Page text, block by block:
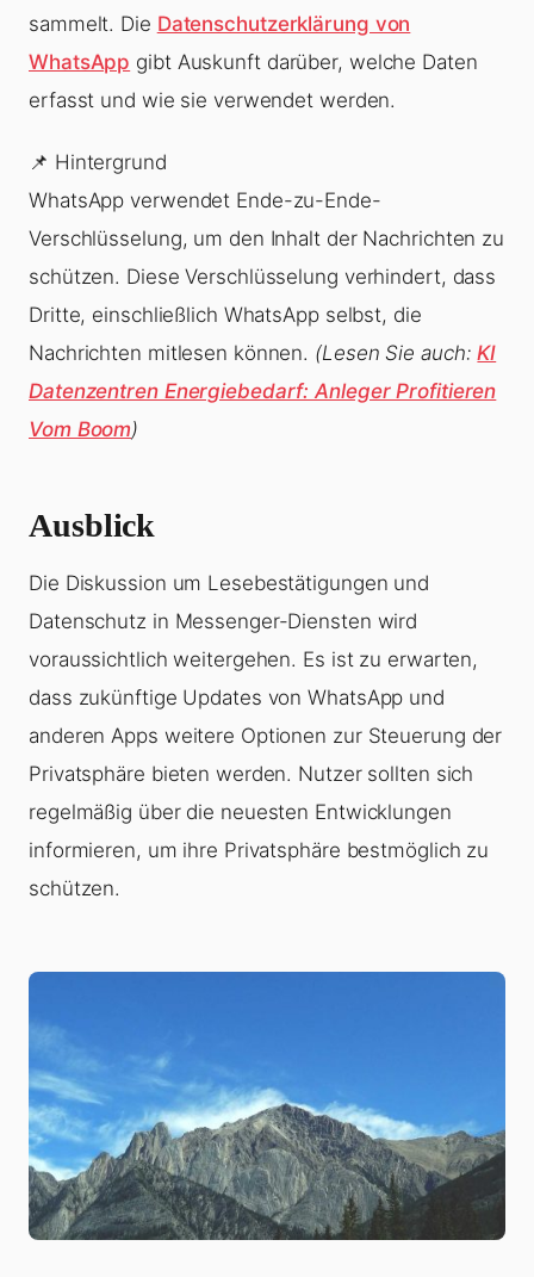
sammelt. Die Datenschutzerklärung von
WhatsApp gibt Auskunft darüber, welche Daten
erfasst und wie sie verwendet werden.
📌 Hintergrund
WhatsApp verwendet Ende-zu-Ende-
Verschlüsselung, um den Inhalt der Nachrichten zu
schützen. Diese Verschlüsselung verhindert, dass
Dritte, einschließlich WhatsApp selbst, die
Nachrichten mitlesen können. (Lesen Sie auch:KI
Datenzentren Energiebedarf: Anleger Profitieren
Vom Boom)
Ausblick
Die Diskussion um Lesebestätigungen und
Datenschutz in Messenger-Diensten wird
voraussichtlich weitergehen. Es ist zu erwarten,
dass zukünftige Updates von WhatsApp und
anderen Apps weitere Optionen zur Steuerung der
Privatsphäre bieten werden. Nutzer sollten sich
regelmäßig über die neuesten Entwicklungen
informieren, um ihre Privatsphäre bestmöglich zu
schützen.